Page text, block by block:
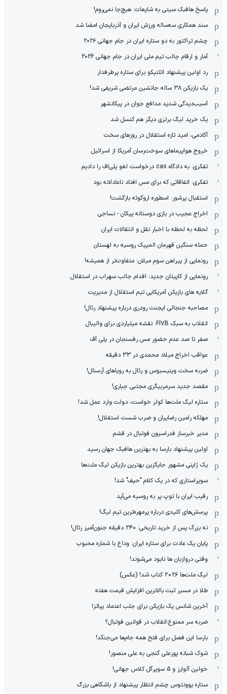
پاسخ هافبک سیتی به شایعات: هیچ‌جا نمی‌روم!
سند همکاری سه‌ساله‌ ‌ورزش ایران و آذربایجان امضا شد
چشم تراکتور به دو ستاره ایران در جام جهانی ۲۰۲۶
آمار و ارقام جالب تیم ملی ایران در جام جهانی 2026
رد اولین پیشنهاد اتلتیکو برای ستاره پرطرفدار
یک بازیکن ۳۸ ساله جانشین مرتضی شریفی شد!
آسیب‌دیدگی شدید مدافع جوان در پیکانشهر
یک خرید لیگ برتری دیگر هم کنسل شد
آکادمی، امید تازه استقلال در روزهای سخت
خروج هواپیماهای سوخت‌رسان آمریکا از اسرائیل
تفکری: به دادگاه cas درخواست لغو پلی‌اف را دادیم
تفکری: اتفاقاتی که برای مس افتاد ناعادلانه بود
استقبال پرشور: اسطوره اروگوئه بازگشت!
اخراج عجیب در بازی دوستانه پیکان - نساجی
لحظه به لحظه با اخبار نقل و انتقالات ایران
حمله سنگین قهرمان المپیک روسیه به لهستان
رونمایی از پیراهن سوم میلان: متفاوت‌تر از همیشه!
رونمایی از کاپیتان جدید؛ اقدام جالب سهراب در استقلال
گلایه های بازیکن آمریکایی تیم استقلال از مدیریت
مصاحبه جنجالی ایجنت رودری درباره پیشنهاد رئال!
انقلاب به سبک FIVB: نقشه میلیاردی برای والیبال
صفر تا صد عدم حضور مس رفسنجان در پلی آف
عواقب اخراج میلاد محمدی در 33 دقیقه
ضربه سخت وینیسیوس و رئال به رویاهای آرسنال!
مقصد جدید سرمربیگری مجتبی جباری!
ستاره لیگ ملت‌ها کولر خواست، دولت وارد عمل شد!
مهلکه رامین رضاییان و ضرب شست استقلال!
مدیر خبرساز فدراسیون فوتبال در قشم
اولین پیشنهاد بارسا به بهترین هافبک جهان رسید
یک ژاپنی مشهور جایگزین بهترین بازیکن لیگ ملت‌ها
سوپراستاری که در یک کلام "حیف" شد!
رقیب ایران با توپ پر به روسیه می‌آید
پرسش‌های کلیدی درباره پرمهره‌ترین تیم لیگ!
نه بزرگ پس از خرید تاریخی: ۲۴۰ دقیقه جنون‌آمیز رئال!
پایان یک عادت برای ستاره ایران: وداع با شماره محبوب
وقتی دروازبان ها نابود می‌شوند!
لیگ ملت‌ها ٢٠٢۶ کتاب شد! (عکس)
طلا در مسیر ثبت بالاترین افزایش قیمت هفته
آخرین شانس یک بازیکن برای جلب اعتماد پیاتزا
ضربه سر ممنوع؛انقلاب در قوانین فوتبال؟
بارسا این فصل برای فتح همه جام‌ها می‌جنگد!
شوک شبانه پورعلی گنجی به علی منصور!
خولین آلوارز و 5 سوپرگل کلاس جهانی!
ستاره یوونتوس چشم انتظار پیشنهاد از باشگاهی بزرگ